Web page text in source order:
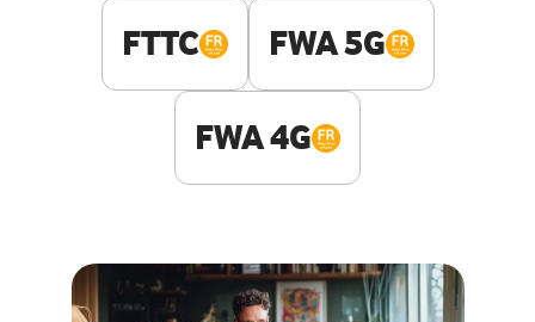
FTTC FWA 5G
FWA 4G